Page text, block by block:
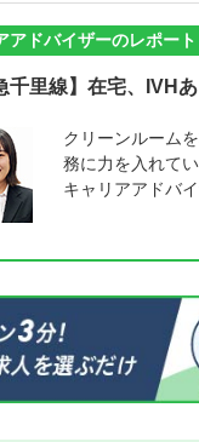
アドバイザーのレポート
千里線】在宅、IVH
クリーンルーム
務に力を入れて
キャリアアドバ